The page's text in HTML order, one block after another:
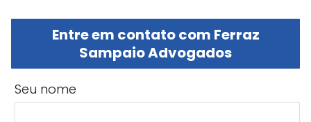
Entre em contato com Ferraz
Sampaio Advogados
Seu nome